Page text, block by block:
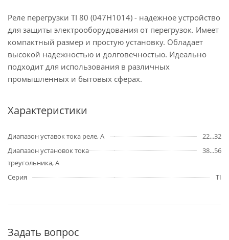
Реле перегрузки TI 80 (047H1014) - надежное устройство
для защиты электрооборудования от перегрузок. Имеет
компактный размер и простую установку. Обладает
высокой надежностью и долговечностью. Идеально
подходит для использования в различных
промышленных и бытовых сферах.
Характеристики
Диапазон уставок тока реле, А
22...32
Диапазон установок тока
треугольника, А
38...56
Серия TI
Задать вопрос